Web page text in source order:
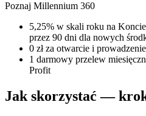
Poznaj Millennium 360
5,25% w skali roku na
przez 90 dni dla nowych
0 zł za otwarcie i
1 darmowy przelew
Profit
Jak skorzystać —